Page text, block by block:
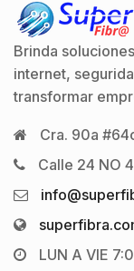
+65°C (-4°F to
× 92.3mm ×
Brinda
internet,
transformar
Cra. 90a
Calle 24 NO
LUN A VIE